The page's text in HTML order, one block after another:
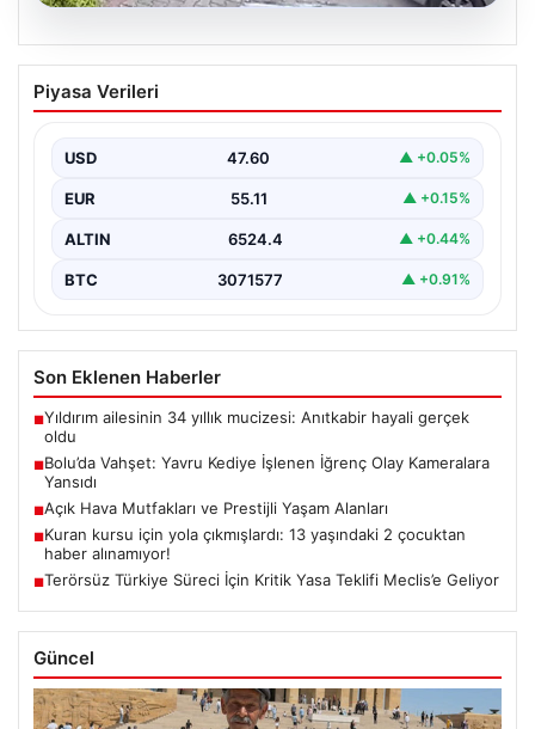
Bolu’da Vahşet: Yavru Kediye İşlenen
İğrenç Olay Kameralara Yansıdı
günlerde meydana gelen korkutucu olay, bölgedeki
sakinleri derinden sarstı. Elektrikli…
Piyasa Verileri
USD 47.60 ▲ +0.05%
EUR 55.11 ▲ +0.15%
ALTIN 6524.4 ▲ +0.44%
BTC 3071577 ▲ +0.91%
Son Eklenen Haberler
■Yıldırım ailesinin 34 yıllık mucizesi: Anıtkabir hayali gerçek
oldu
■Bolu’da Vahşet: Yavru Kediye İşlenen İğrenç Olay Kameralara
Yansıdı
■Açık Hava Mutfakları ve Prestijli Yaşam Alanları
■Kuran kursu için yola çıkmışlardı: 13 yaşındaki 2 çocuktan
haber alınamıyor!
■Terörsüz Türkiye Süreci İçin Kritik Yasa Teklifi Meclis’e Geliyor
Güncel